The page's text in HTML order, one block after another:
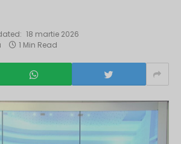
18 martie 2026
1 Min Read